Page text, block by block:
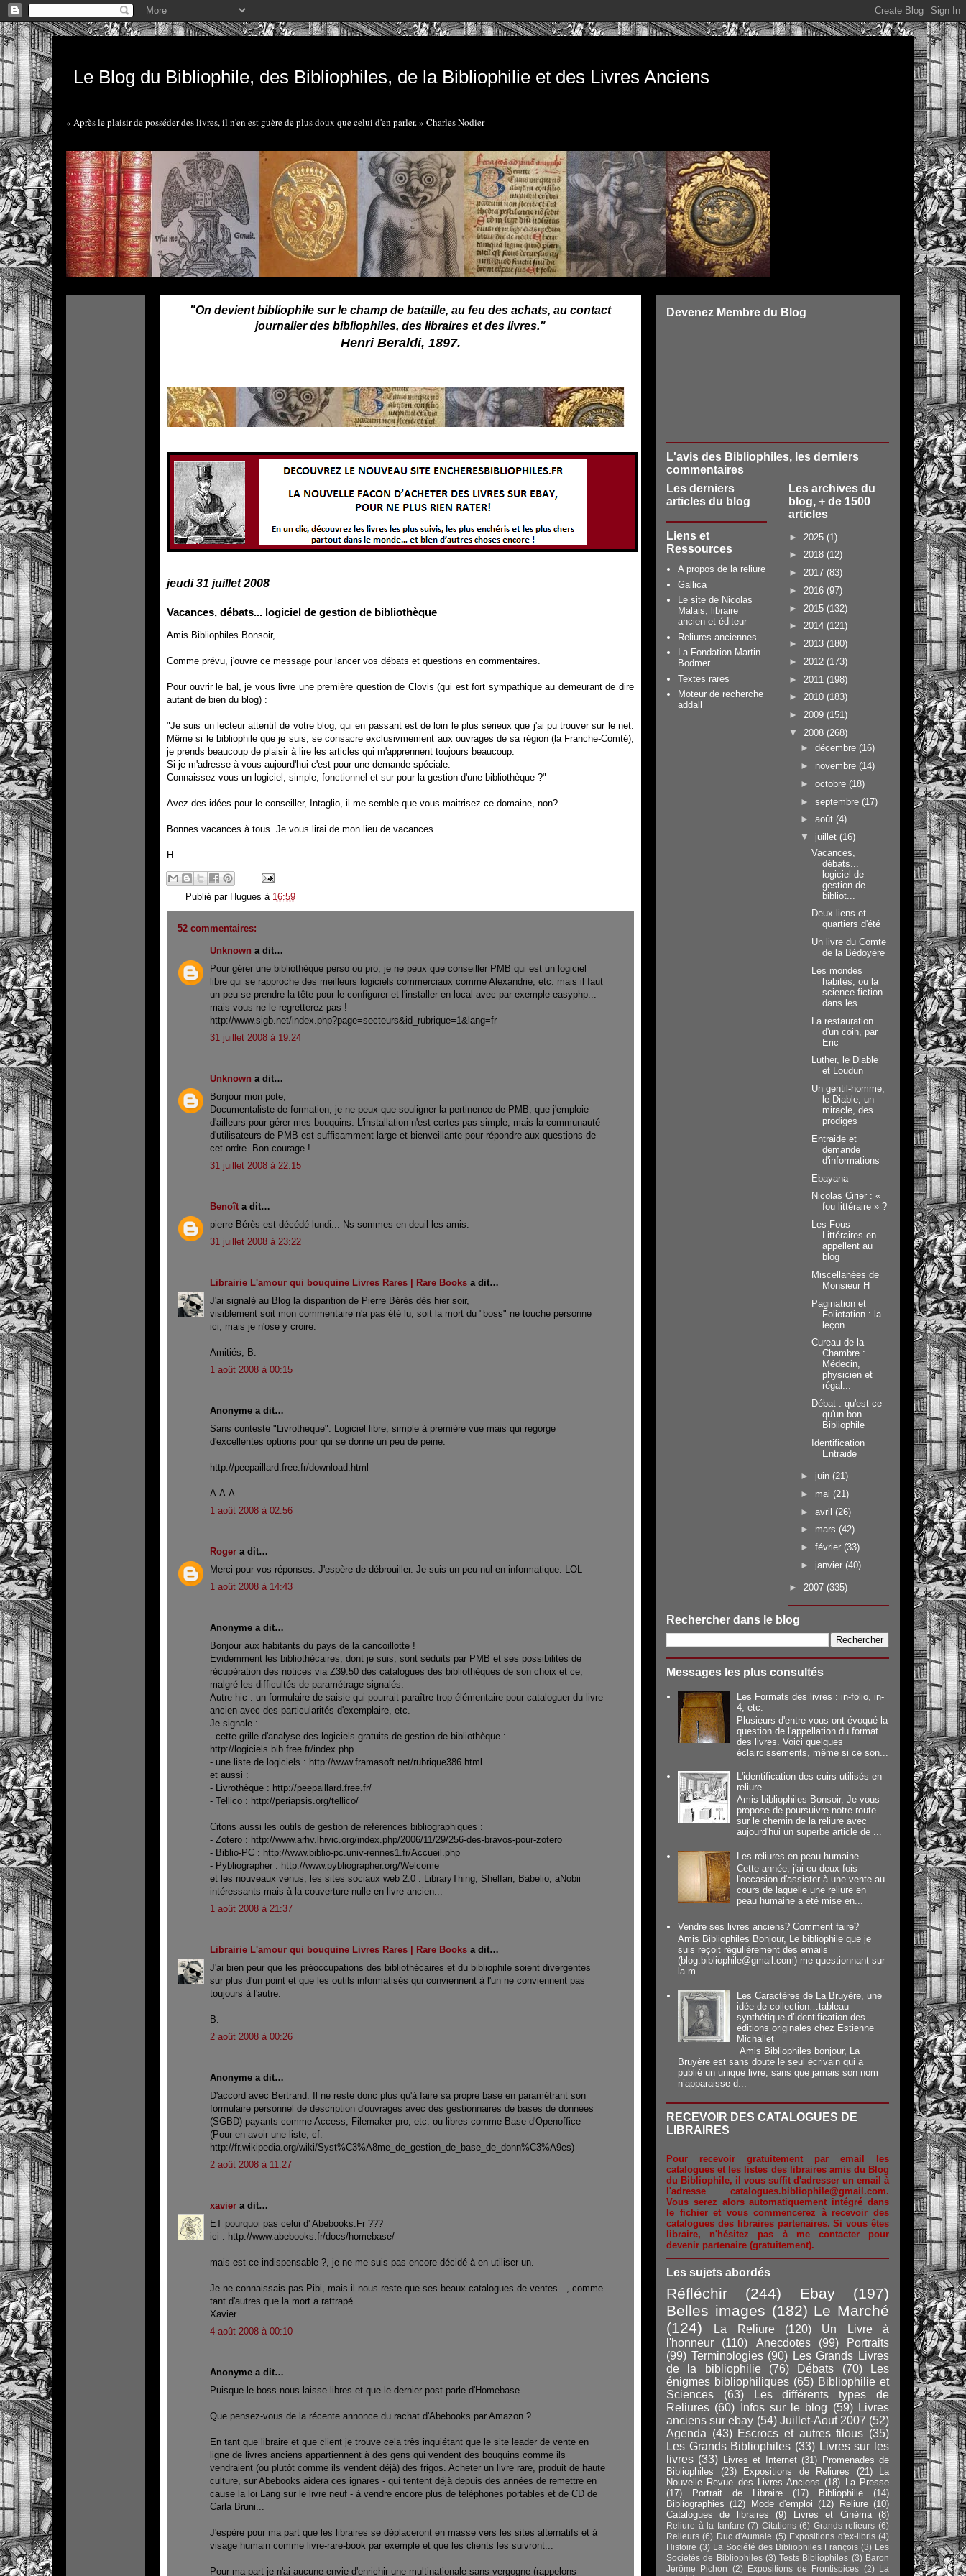
Le Blog du Bibliophile, des Bibliophiles, de la Bibliophilie et des Livres Anciens
« Après le plaisir de posséder des livres, il n'en est guère de plus doux que celui d'en parler. » Charles Nodier
"On devient bibliophile sur le champ de bataille, au feu des achats, au contact
journalier des bibliophiles, des libraires et des livres."
Henri Beraldi, 1897.
jeudi 31 juillet 2008
Vacances, débats... logiciel de gestion de bibliothèque
Amis Bibliophiles Bonsoir,
Comme prévu, j'ouvre ce message pour lancer vos débats et questions en commentaires.
Pour ouvrir le bal, je vous livre une première question de Clovis (qui est fort sympathique au demeurant de dire
autant de bien du blog) :
"Je suis un lecteur attentif de votre blog, qui en passant est de loin le plus sérieux que j'ai pu trouver sur le net.
Même si le bibliophile que je suis, se consacre exclusivmement aux ouvrages de sa région (la Franche-Comté),
je prends beaucoup de plaisir à lire les articles qui m'apprennent toujours beaucoup.
Si je m'adresse à vous aujourd'hui c'est pour une demande spéciale.
Connaissez vous un logiciel, simple, fonctionnel et sur pour la gestion d'une bibliothèque ?"
Avez des idées pour le conseiller, Intaglio, il me semble que vous maitrisez ce domaine, non?
Bonnes vacances à tous. Je vous lirai de mon lieu de vacances.
H
Publié par Hugues à 16:59
52 commentaires:
Unknown a dit…
Pour gérer une bibliothèque perso ou pro, je ne peux que conseiller PMB qui est un logiciel
libre qui se rapproche des meilleurs logiciels commerciaux comme Alexandrie, etc. mais il faut
un peu se prendre la tête pour le configurer et l'installer en local avec par exemple easyphp...
mais vous ne le regretterez pas !
http://www.sigb.net/index.php?page=secteurs&id_rubrique=1&lang=fr
31 juillet 2008 à 19:24
Unknown a dit…
Bonjour mon pote,
Documentaliste de formation, je ne peux que souligner la pertinence de PMB, que j'emploie
d'ailleurs pour gérer mes bouquins. L'installation n'est certes pas simple, mais la communauté
d'utilisateurs de PMB est suffisamment large et bienveillante pour répondre aux questions de
cet ordre. Bon courage !
31 juillet 2008 à 22:15
Benoît a dit…
pierre Bérès est décédé lundi... Ns sommes en deuil les amis.
31 juillet 2008 à 23:22
Librairie L'amour qui bouquine Livres Rares | Rare Books a dit…
J'ai signalé au Blog la disparition de Pierre Bérès dès hier soir,
visiblement soit mon commentaire n'a pas été lu, soit la mort du "boss" ne touche personne
ici, mais je n'ose y croire.
Amitiés, B.
1 août 2008 à 00:15
Anonyme a dit…
Sans conteste "Livrotheque". Logiciel libre, simple à première vue mais qui regorge
d'excellentes options pour qui se donne un peu de peine.
http://peepaillard.free.fr/download.html
A.A.A
1 août 2008 à 02:56
Roger a dit…
Merci pour vos réponses. J'espère de débrouiller. Je suis un peu nul en informatique. LOL
1 août 2008 à 14:43
Anonyme a dit…
Bonjour aux habitants du pays de la cancoillotte !
Evidemment les bibliothécaires, dont je suis, sont séduits par PMB et ses possibilités de
récupération des notices via Z39.50 des catalogues des bibliothèques de son choix et ce,
malgré les difficultés de paramétrage signalés.
Autre hic : un formulaire de saisie qui pourrait paraître trop élémentaire pour cataloguer du livre
ancien avec des particularités d'exemplaire, etc.
Je signale :
- cette grille d'analyse des logiciels gratuits de gestion de bibliothèque :
http://logiciels.bib.free.fr/index.php
- une liste de logiciels : http://www.framasoft.net/rubrique386.html
et aussi :
- Livrothèque : http://peepaillard.free.fr/
- Tellico : http://periapsis.org/tellico/
Citons aussi les outils de gestion de références bibliographiques :
- Zotero : http://www.arhv.lhivic.org/index.php/2006/11/29/256-des-bravos-pour-zotero
- Biblio-PC : http://www.biblio-pc.univ-rennes1.fr/Accueil.php
- Pybliographer : http://www.pybliographer.org/Welcome
et les nouveaux venus, les sites sociaux web 2.0 : LibraryThing, Shelfari, Babelio, aNobii
intéressants mais à la couverture nulle en livre ancien...
1 août 2008 à 21:37
Librairie L'amour qui bouquine Livres Rares | Rare Books a dit…
J'ai bien peur que les préoccupations des bibliothécaires et du bibliophile soient divergentes
sur plus d'un point et que les outils informatisés qui conviennent à l'un ne conviennent pas
toujours à l'autre.
B.
2 août 2008 à 00:26
Anonyme a dit…
D'accord avec Bertrand. Il ne reste donc plus qu'à faire sa propre base en paramétrant son
formulaire personnel de description d'ouvrages avec des gestionnaires de bases de données
(SGBD) payants comme Access, Filemaker pro, etc. ou libres comme Base d'Openoffice
(Pour en avoir une liste, cf.
http://fr.wikipedia.org/wiki/Syst%C3%A8me_de_gestion_de_base_de_donn%C3%A9es)
2 août 2008 à 11:27
xavier a dit…
ET pourquoi pas celui d' Abebooks.Fr ???
ici : http://www.abebooks.fr/docs/homebase/
mais est-ce indispensable ?, je ne me suis pas encore décidé à en utiliser un.
Je ne connaissais pas Pibi, mais il nous reste que ses beaux catalogues de ventes..., comme
tant d'autres que la mort a rattrapé.
Xavier
4 août 2008 à 00:10
Anonyme a dit…
Puisque le boss nous laisse libres et que le dernier post parle d'Homebase...
Que pensez-vous de la récente annonce du rachat d'Abebooks par Amazon ?
En tant que libraire et que client je trouve cela très inquiétant que le site leader de vente en
ligne de livres anciens appartiennent à des gens qui vendent des bouquins comme ils
vendraient (ou plutôt comme ils vendent déjà) des frigos. Acheter un livre rare, produit de haute
culture, sur Abebooks aidera ces ignares - qui tentent déjà depuis des années de remettre en
cause la loi Lang sur le livre neuf - à vendre encore plus de téléphones portables et de CD de
Carla Bruni...
J'espère pour ma part que les libraires se déplaceront en masse vers les sites alternatifs et à
visage humain comme livre-rare-book par exemple et que les clients les suivront...
Pour ma part je n'ai aucune envie d'enrichir une multinationale sans vergogne (rappelons
Devenez Membre du Blog
L'avis des Bibliophiles, les derniers
commentaires
Les derniers
articles du blog
Liens et
Ressources
A propos de la reliure
Gallica
Le site de Nicolas
Malais, libraire
ancien et éditeur
Reliures anciennes
La Fondation Martin
Bodmer
Textes rares
Moteur de recherche
addall
Les archives du
blog, + de 1500
articles
► 2025 (1)
► 2018 (12)
► 2017 (83)
► 2016 (97)
► 2015 (132)
► 2014 (121)
► 2013 (180)
► 2012 (173)
► 2011 (198)
► 2010 (183)
► 2009 (151)
▼ 2008 (268)
► décembre (16)
► novembre (14)
► octobre (18)
► septembre (17)
► août (4)
▼ juillet (16)
Vacances,
débats...
logiciel de
gestion de
bibliot...
Deux liens et
quartiers d'été
Un livre du Comte
de la Bédoyère
Les mondes
habités, ou la
science-fiction
dans les...
La restauration
d'un coin, par
Eric
Luther, le Diable
et Loudun
Un gentil-homme,
le Diable, un
miracle, des
prodiges
Entraide et
demande
d'informations
Ebayana
Nicolas Cirier : «
fou littéraire » ?
Les Fous
Littéraires en
appellent au
blog
Miscellanées de
Monsieur H
Pagination et
Foliotation : la
leçon
Cureau de la
Chambre :
Médecin,
physicien et
régal...
Débat : qu'est ce
qu'un bon
Bibliophile
Identification
Entraide
► juin (21)
► mai (21)
► avril (26)
► mars (42)
► février (33)
► janvier (40)
► 2007 (335)
Rechercher dans le blog
Messages les plus consultés
Les Formats des livres : in-folio, in-
4, etc.
Plusieurs d'entre vous ont évoqué la
question de l'appellation du format
des livres. Voici quelques
éclaircissements, même si ce son...
L'identification des cuirs utilisés en
reliure
Amis bibliophiles Bonsoir, Je vous
propose de poursuivre notre route
sur le chemin de la reliure avec
aujourd'hui un superbe article de ...
Les reliures en peau humaine....
Cette année, j'ai eu deux fois
l'occasion d'assister à une vente au
cours de laquelle une reliure en
peau humaine a été mise en...
Vendre ses livres anciens? Comment faire?
Amis Bibliophiles Bonjour, Le bibliophile que je
suis reçoit régulièrement des emails
(blog.bibliophile@gmail.com) me questionnant sur
la m...
Les Caractères de La Bruyère, une
idée de collection…tableau
synthétique d’identification des
éditions originales chez Estienne
Michallet
Amis Bibliophiles bonjour, La
Bruyère est sans doute le seul écrivain qui a
publié un unique livre, sans que jamais son nom
n’apparaisse d...
RECEVOIR DES CATALOGUES DE
LIBRAIRES
Pour recevoir gratuitement par email les
catalogues et les listes des libraires amis du Blog
du Bibliophile, il vous suffit d'adresser un email à
l'adresse catalogues.bibliophile@gmail.com.
Vous serez alors automatiquement intégré dans
le fichier et vous commencerez à recevoir des
catalogues des libraires partenaires.Si vous êtes
libraire, n'hésitez pas à me contacter pour
devenir partenaire (gratuitement).
Les sujets abordés
Réfléchir (244) Ebay
(197)
Belles images (182) Le Marché
(124)
La Reliure (120)
Un Livre à
l'honneur
(110) Anecdotes (99)
Portraits
(99) Terminologies (90) Les Grands Livres
de la bibliophilie
(76) Débats (70)
Les
énigmes bibliophiliques (65) Bibliophilie et
Sciences
(63)
Les différents types de
Reliures (60) Infos sur le blog (59)
Livres
anciens sur ebay (54) Juillet-Aout 2007 (52)
Agenda (43) Escrocs et autres filous (35)
Les Grands Bibliophiles (33) Livres sur les
livres (33) Livres et Internet (31) Promenades de
Bibliophiles
(23) Expositions de Reliures (21)
La
Nouvelle Revue des Livres Anciens (18) La Presse
(17)
Portrait de Libraire (17) Bibliophilie
(14)
Bibliographies (12) Mode d'emploi (12) Reliure (10)
Catalogues de libraires
(9) Livres et Cinéma (8)
Reliure à la fanfare (7) Citations (6) Grands relieurs (6)
Relieurs (6) Duc d'Aumale (5) Expositions d'ex-libris (4)
Histoire (3) La Société des Bibliophiles François (3)
Les
Sociétés de Bibliophiles (3) Tests Bibliophiles (3) Baron
Jérôme Pichon
(2) Expositions de Frontispices (2)
La